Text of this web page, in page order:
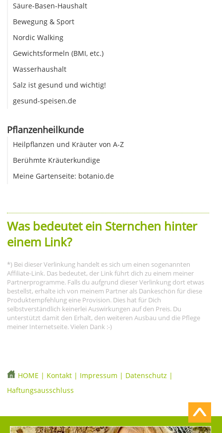
Säure-Basen-Haushalt
Bewegung & Sport
Nordic Walking
Gewichtsformeln (BMI, etc.)
Wasserhaushalt
Salz ist gesund und wichtig!
gesund-speisen.de
Pflanzenheilkunde
Heilpflanzen und Kräuter von A-Z
Berühmte Kräuterkundige
Meine Gartenseite: botanio.de
Was bedeutet ein Sternchen hinter
einem Link?
*) Bei dieser Verlinkung handelt es sich um einen sogenannten
Affiliate-Link. Das bedeutet, der Link führt dich zu einem meiner
Partnerprogramme. Falls du aufgrund dieser Verlinkung dort etwas
bestellst, erhalte ich von meinem Partner als Dankeschön für diese
Produktempfehlung eine Provision. Dies hat für Dich
selbstverständlich keinerlei Auswirkungen auf den Preis. Du
unterstützt damit den Erhalt, den weiteren Ausbau und die Pflege
meiner Internetseite. Vielen Dank :-)
HOME | Kontakt | Impressum | Datenschutz |
Haftungsausschluss